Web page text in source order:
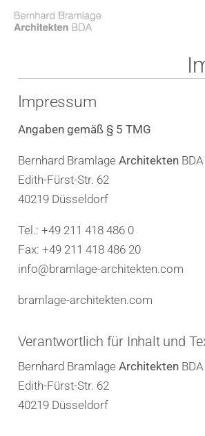
Impressum
Angaben gemäß § 5 TMG
Bernhard Bramlage ArchitektenBDA
Edith-Fürst-Str. 62
40219 Düsseldorf
Tel.: +49 211 418 486 0
Fax: +49 211 418 486 20
info@bramlage-architekten.com
bramlage-architekten.com
Verantwortlich für Inhalt und
Bernhard Bramlage ArchitektenBDA
Edith-Fürst-Str. 62
40219 Düsseldorf